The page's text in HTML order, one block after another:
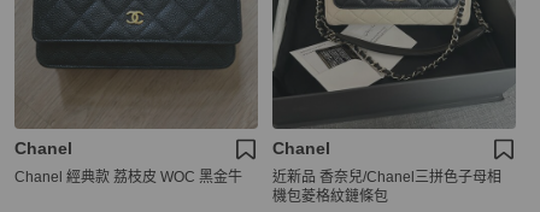
Chanel
Chanel 經典款 荔枝皮 WOC 黑金牛
Chanel
近新品 香奈兒/Chanel三拼色子母相
機包菱格紋鏈條包